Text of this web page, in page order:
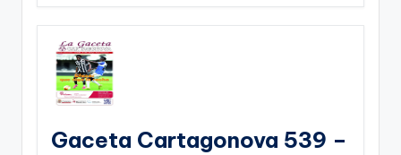
Gaceta Cartagonova 539 –